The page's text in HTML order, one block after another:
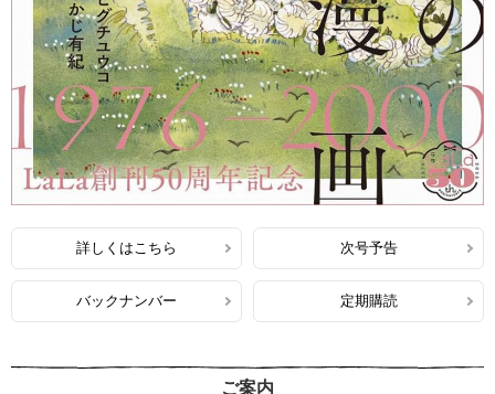
詳しくはこちら 次号予告
バックナンバー 定期購読
ご案内